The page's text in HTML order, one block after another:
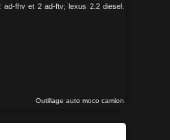
fhv et 2 ad-ftv; lexus 2.2 diesel.
Outillage auto moco camion